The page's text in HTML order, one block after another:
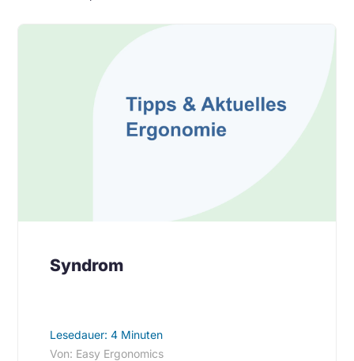
Syndrom
Lesedauer: 4 Minuten
Von: Easy Ergonomics